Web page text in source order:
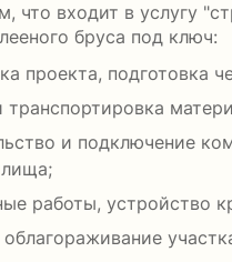
что входит в услугу
бруса под ключ:
проекта, подготовка
и подключение
работы, устройство